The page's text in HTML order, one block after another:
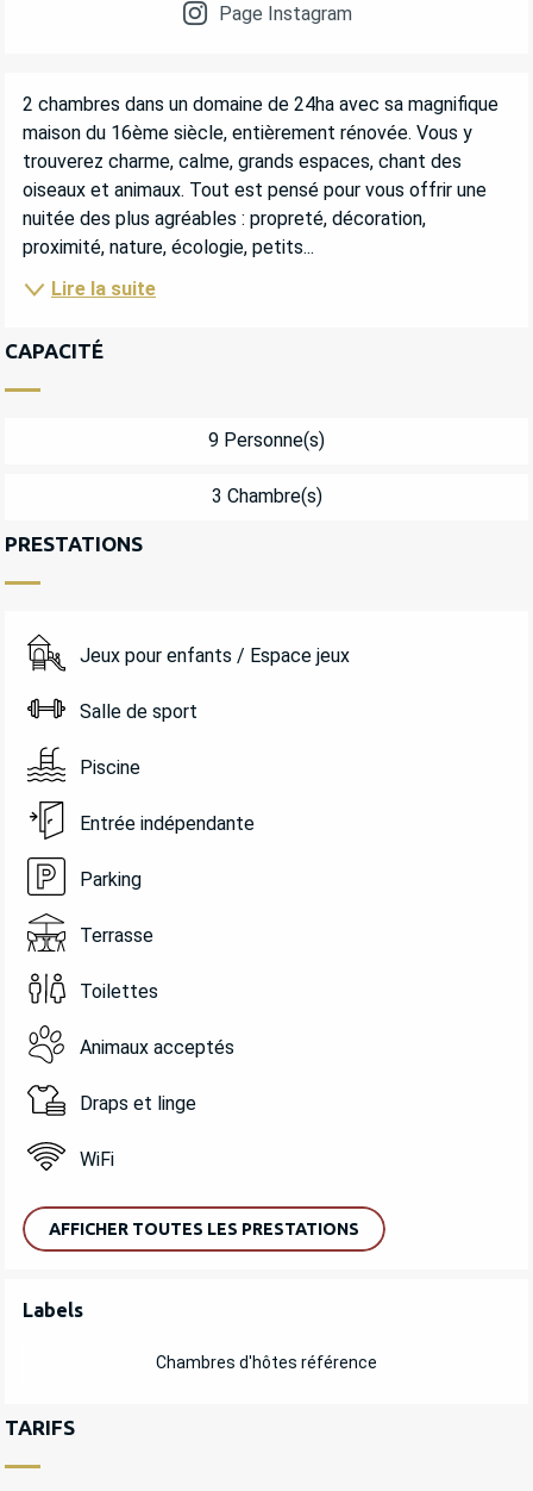
Page Instagram
DESCRIPTION
2 chambres dans un domaine de 24ha avec sa magnifique
maison du 16ème siècle, entièrement rénovée. Vous y
trouverez charme, calme, grands espaces, chant des
oiseaux et animaux. Tout est pensé pour vous offrir une
nuitée des plus agréables : propreté, décoration,
proximité, nature, écologie, petits...
Lire la suite
CAPACITÉ
9 Personne(s)
3 Chambre(s)
PRESTATIONS
Jeux pour enfants / Espace jeux
Salle de sport
Piscine
Entrée indépendante
Parking
Terrasse
Toilettes
Animaux acceptés
Draps et linge
WiFi
AFFICHER TOUTES LES PRESTATIONS
OFFRES DE PRESTATIONS
Labels
Labels
Chambres d'hôtes référence
TARIFS